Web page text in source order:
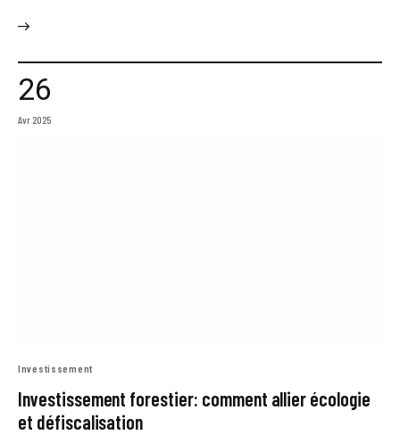
26
Avr 2025
Investissement
Investissement forestier: comment allier écologie
et défiscalisation